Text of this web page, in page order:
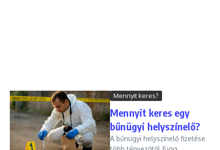
Mennyit keres?
Mennyit keres egy
bűnügyi helyszínelő?
A bűnügyi helyszínelő fizetése